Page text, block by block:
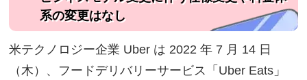
系の変更はなし
米テクノロジー企業 Uber は 2022 年 7 月 14 日
（木）、フードデリバリーサービス「Uber Eats」